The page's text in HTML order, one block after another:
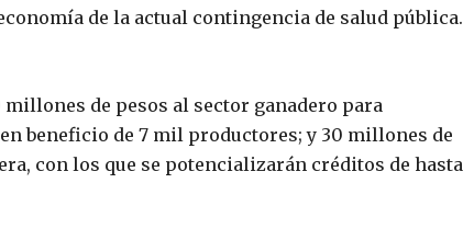
de la actual contingencia de salud pública.
de pesos al sector ganadero para
beneficio de 7 mil productores; y 30 millones de
con los que se potencializarán créditos de hasta